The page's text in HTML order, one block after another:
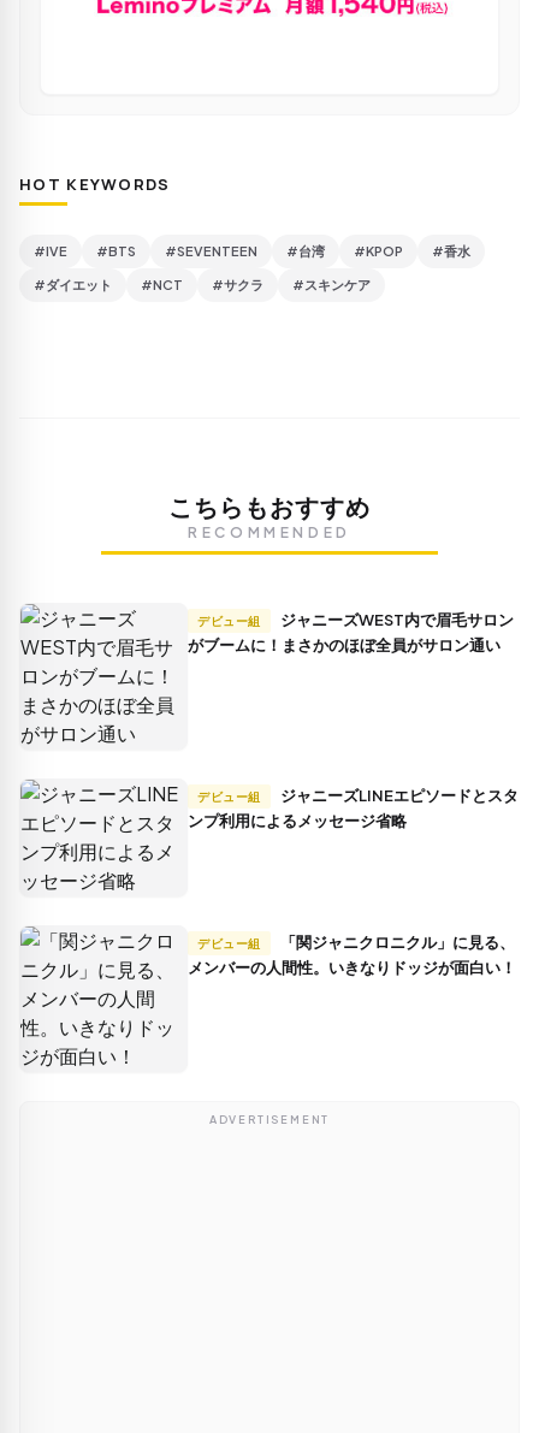
HOT KEYWORDS
#IVE #BTS #SEVENTEEN #台湾 #KPOP #香水
#ダイエット #NCT #サクラ #スキンケア
こちらもおすすめ
RECOMMENDED
デビュー組
がブームに！まさかのほぼ全員がサロン通い
デビュー組
ンプ利用によるメッセージ省略
デビュー組
メンバーの人間性。いきなりドッジが面白い！
ADVERTISEMENT